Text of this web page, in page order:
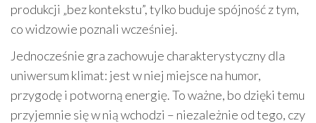
produkcji „bez kontekstu”, tylko buduje spójność z tym,
co widzowie poznali wcześniej.
Jednocześnie gra zachowuje charakterystyczny dla
uniwersum klimat: jest w niej miejsce na humor,
przygodę i potworną energię. To ważne, bo dzięki temu
przyjemnie się w nią wchodzi – niezależnie od tego, czy